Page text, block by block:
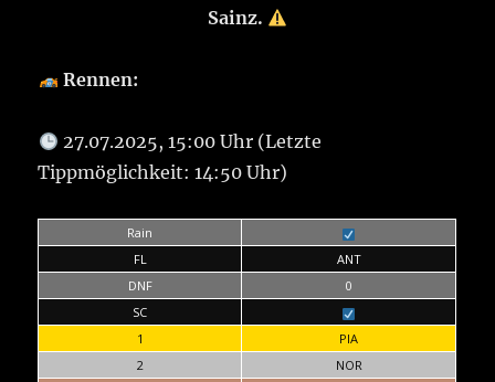
Sainz.
Rennen:
27.07.2025, 15:00 Uhr (Letzte
Tippmöglichkeit: 14:50 Uhr)
Rain
FL
ANT
DNF
0
SC
1
PIA
2
NOR